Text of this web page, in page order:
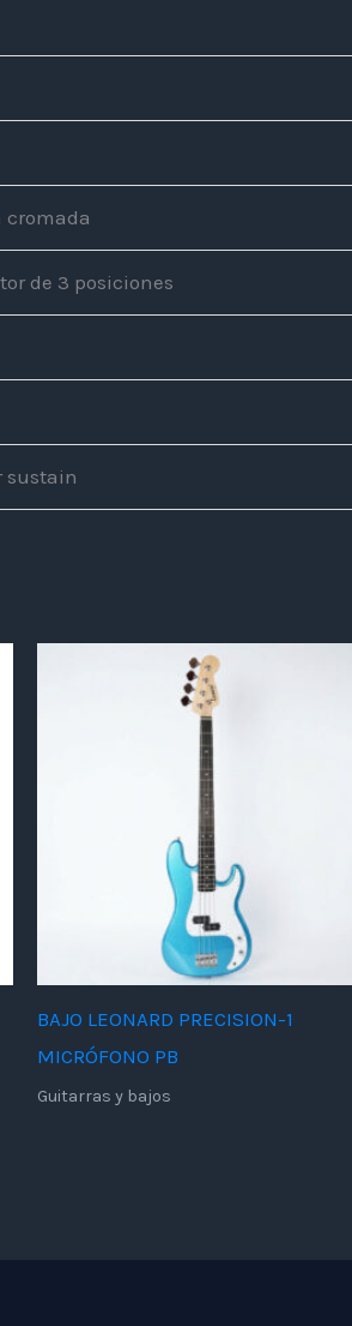
cromada
de 3 posiciones
sustain
BAJO LEONARD PRECISION-1
MICRÓFONO PB
Guitarras y bajos